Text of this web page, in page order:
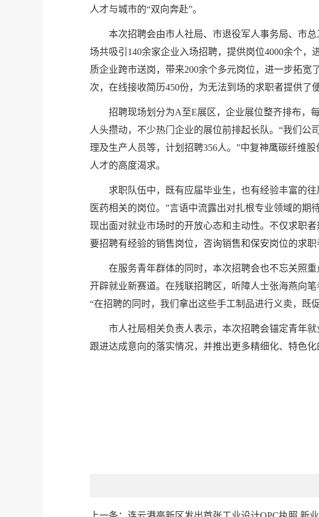
人才与城市的“双向奔赴”。
本次招聘会由市人社局、市退役军人事务局、市
场共吸引140余家企业入场招聘，提供岗位4000余个
质企业跨市送岗，带来200余个多元岗位，进一步拓
次，在线接收简历450份，为无法到场的求职者提供了
招聘现场划分为A至E展区，企业展位整齐排布，
人头攒动，不少热门企业的展位前排起长队。“我们
理及生产人员等，计划招聘356人。”中复神鹰碳纤维
人才的高度渴求。
求职队伍中，既有应届毕业生，也有经验丰富的
医药相关的岗位。”言语中流露出对扎根专业领域的
现出面对就业市场时的开放心态和主动性。不仅求职
要招聘有经验的销售岗位，咨询销售和保安岗位的求
在服务青年群体的同时，本次招聘会也不忘关照
开辟就业新赛道。在残联招聘区，听障人士张海燕向
“在招聘的同时，我们拿出这些手工制品进行义卖，既
市人社局相关负责人表示，本次招聘会锚定青年
跟进达成意向的落实情况，并推出更多精细化、特色